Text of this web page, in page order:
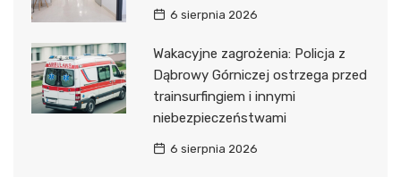
6 sierpnia 2026
Wakacyjne zagrożenia: Policja z
Dąbrowy Górniczej ostrzega przed
trainsurfingiem i innymi
niebezpieczeństwami
6 sierpnia 2026